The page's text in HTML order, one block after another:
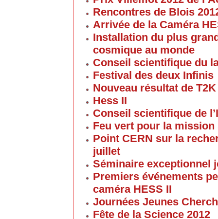
Rencontres de Blois
Arrivée de la Caméra
Installation du plus
cosmique au monde
Conseil scientifique du
Festival des deux Infinis
Nouveau résultat de T2K
Hess II
Conseil scientifique de
Feu vert pour la
Point CERN sur la
juillet
Séminaire exceptionnel
Premiers événements
caméra HESS II
Journées Jeunes
Fête de la Science 2012